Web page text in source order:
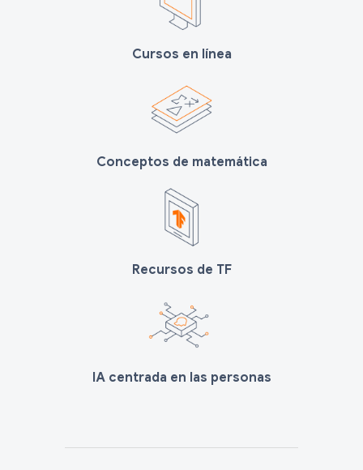
Cursos en línea
Conceptos de matemática
Recursos de TF
IA centrada en las personas